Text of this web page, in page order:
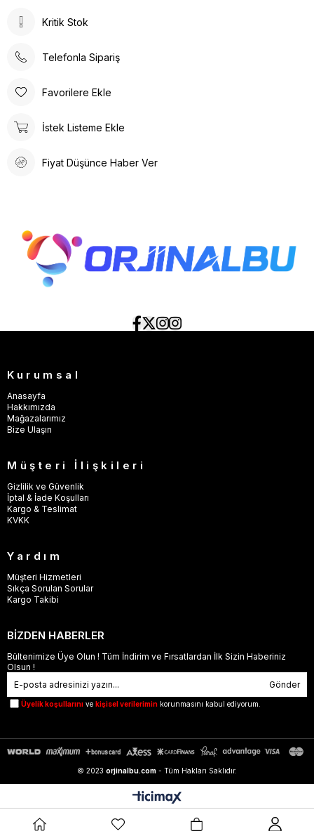
Kritik Stok
Telefonla Sipariş
Favorilere Ekle
İstek Listeme Ekle
Fiyat Düşünce Haber Ver
Kurumsal
Anasayfa
Hakkımızda
Mağazalarımız
Bize Ulaşın
Müşteri İlişkileri
Gizlilik ve Güvenlik
İptal & İade Koşulları
Kargo & Teslimat
KVKK
Yardım
Müşteri Hizmetleri
Sıkça Sorulan Sorular
Kargo Takibi
BİZDEN HABERLER
Bültenimize Üye Olun ! Tüm İndirim ve Fırsatlardan İlk Sizin Haberiniz
Olsun !
Gönder
Üyelik koşullarını ve kişisel verilerimin korunmasını kabul ediyorum.
© 2023 orjinalbu.com - Tüm Hakları Saklıdır.